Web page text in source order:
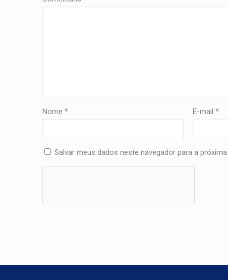
Nome * E-mail*
Salvar meus dados neste navegador para a